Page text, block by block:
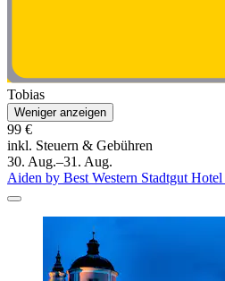
Tobias
Weniger anzeigen
99 €
inkl. Steuern & Gebühren
30. Aug.–31. Aug.
Aiden by Best Western Stadtgut